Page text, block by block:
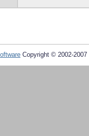
Copyright © 2002-2007